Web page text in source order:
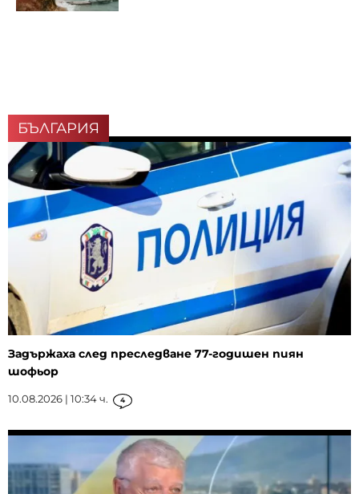
БЪЛГАРИЯ
Задържаха след преследване 77-годишен пиян
шофьор
10.08.2026 | 10:34 ч. 4